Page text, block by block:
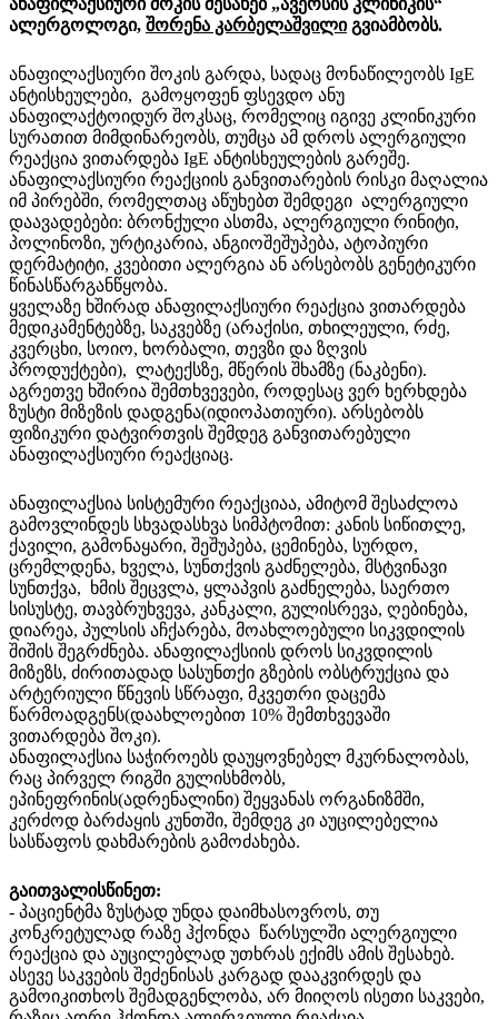
ალერგოლოგი, შორენა კარბელაშვილიგვიამბობს.
ანაფილაქსიური შოკის გარდა, სადაც მონაწილეობს IgE
ანტისხეულები, გამოყოფენ ფსევდო ანუ
ანაფილაქტოიდურ შოკსაც, რომელიც იგივე კლინიკური
სურათით მიმდინარეობს, თუმცა ამ დროს ალერგიული
რეაქცია ვითარდება IgE ანტისხეულების გარეშე.
ანაფილაქსიური რეაქციის განვითარების რისკი მაღალია
იმ პირებში, რომელთაც აწუხებთ შემდეგი ალერგიული
დაავადებები: ბრონქული ასთმა, ალერგიული რინიტი,
პოლინოზი, ურტიკარია, ანგიოშეშუპება, ატოპიური
დერმატიტი, კვებითი ალერგია ან არსებობს გენეტიკური
წინასწარგანწყობა.
ყველაზე ხშირად ანაფილაქსიური რეაქცია ვითარდება
მედიკამენტებზე, საკვებზე (არაქისი, თხილეული, რძე,
კვერცხი, სოიო, ხორბალი, თევზი და ზღვის
პროდუქტები), ლატექსზე, მწერის შხამზე (ნაკბენი).
აგრეთვე ხშირია შემთხვევები, როდესაც ვერ ხერხდება
ზუსტი მიზეზის დადგენა(იდიოპათიური). არსებობს
ფიზიკური დატვირთვის შემდეგ განვითარებული
ანაფილაქსიური რეაქციაც.
ანაფილაქსია სისტემური რეაქციაა, ამიტომ შესაძლოა
გამოვლინდეს სხვადასხვა სიმპტომით: კანის სიწითლე,
ქავილი, გამონაყარი, შეშუპება, ცემინება, სურდო,
ცრემლდენა, ხველა, სუნთქვის გაძნელება, მსტვინავი
სუნთქვა, ხმის შეცვლა, ყლაპვის გაძნელება, საერთო
სისუსტე, თავბრუხვევა, კანკალი, გულისრევა, ღებინება,
დიარეა, პულსის აჩქარება, მოახლოებული სიკვდილის
შიშის შეგრძნება. ანაფილაქსიის დროს სიკვდილის
მიზეზს, ძირითადად სასუნთქი გზების ობსტრუქცია და
არტერიული წნევის სწრაფი, მკვეთრი დაცემა
წარმოადგენს(დაახლოებით 10% შემთხვევაში
ვითარდება შოკი).
ანაფილაქსია საჭიროებს დაუყოვნებელ მკურნალობას,
რაც პირველ რიგში გულისხმობს,
ეპინეფრინის(ადრენალინი) შეყვანას ორგანიზმში,
კერძოდ ბარძაყის კუნთში, შემდეგ კი აუცილებელია
სასწაფოს დახმარების გამოძახება.
გაითვალისწინეთ:
- პაციენტმა ზუსტად უნდა დაიმხასოვროს, თუ
კონკრეტულად რაზე ჰქონდა წარსულში ალერგიული
რეაქცია და აუცილებლად უთხრას ექიმს ამის შესახებ.
ასევე საკვების შეძენისას კარგად დააკვირდეს და
გამოიკითხოს შემადგენლობა, არ მიიღოს ისეთი საკვები,